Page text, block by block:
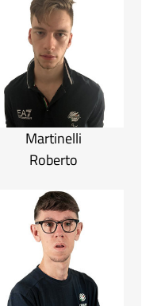
Martinelli
Roberto